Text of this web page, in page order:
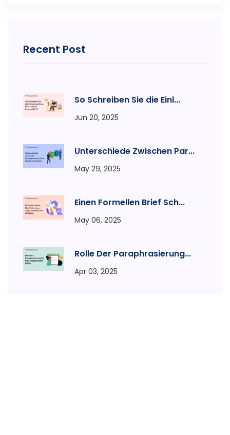
Recent Post
So Schreiben Sie die Einl...
Jun 20, 2025
Unterschiede Zwischen Par...
May 29, 2025
Einen Formellen Brief Sch...
May 06, 2025
Rolle Der Paraphrasierung...
Apr 03, 2025